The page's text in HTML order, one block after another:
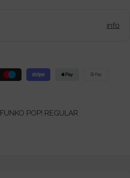
info
FUNKO POP! REGULAR